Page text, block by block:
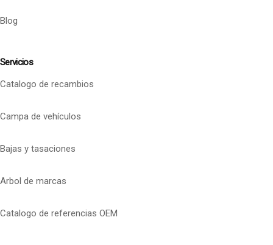
Blog
Servicios
Catalogo de recambios
Campa de vehículos
Bajas y tasaciones
Arbol de marcas
Catalogo de referencias OEM